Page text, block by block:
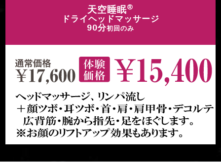
天空睡眠®
ドライヘッドマッサージ
90分初回のみ